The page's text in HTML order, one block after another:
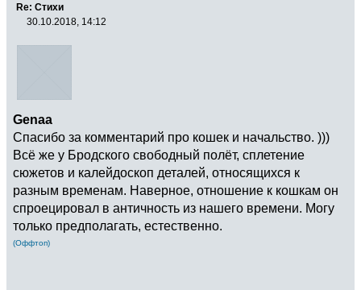
Re: Стихи
30.10.2018, 14:12
Genaa
Спасибо за комментарий про кошек и начальство. )))
Всё же у Бродского свободный полёт, сплетение
сюжетов и калейдоскоп деталей, относящихся к
разным временам. Наверное, отношение к кошкам он
спроецировал в античность из нашего времени. Могу
только предполагать, естественно.
(Оффтоп)